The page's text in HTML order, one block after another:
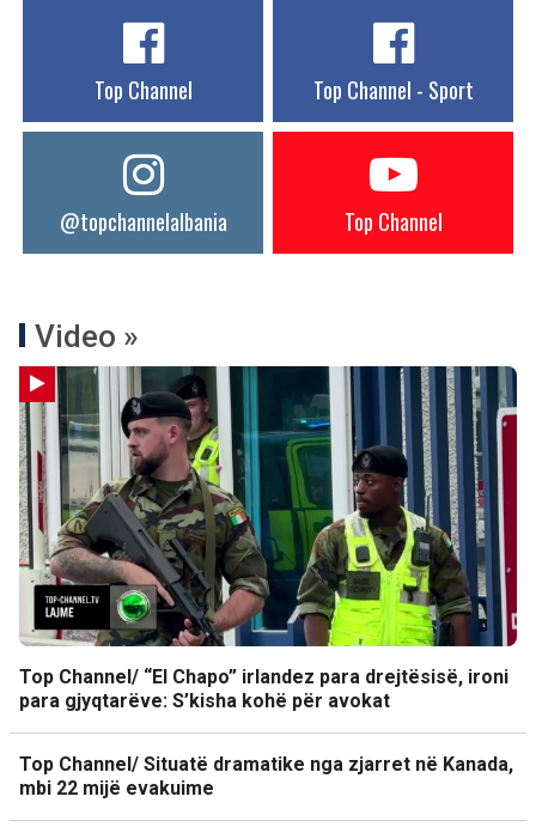
Top Channel Top Channel - Sport
@topchannelalbania Top Channel
Video »
Top Channel/ “El Chapo” irlandez para drejtësisë, ironi
para gjyqtarëve: S’kisha kohë për avokat
Top Channel/ Situatë dramatike nga zjarret në Kanada,
mbi 22 mijë evakuime